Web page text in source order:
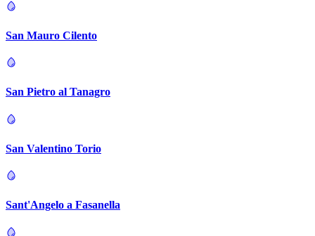
San Mauro Cilento
San Pietro al Tanagro
San Valentino Torio
Sant'Angelo a Fasanella